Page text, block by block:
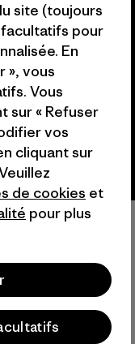
site (toujours
pour
En
», vous
Vous
sur « Refuser
vos
cliquant sur
de cookies et
pour plus